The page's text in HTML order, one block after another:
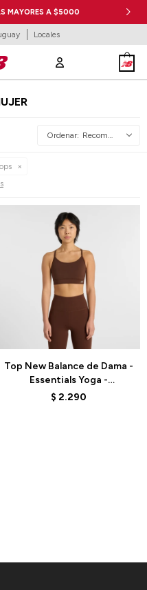
MAYORES A $5000
Locales
Recomendados
Top New Balance de Dama -
Essentials Yoga -
WB51039ABJ - BROWN
$ 2.290